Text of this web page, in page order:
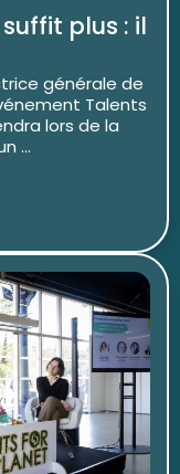
plus : il
générale de
Talents
lors de la
...